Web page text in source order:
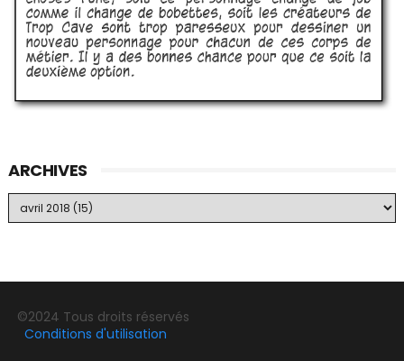
ARCHIVES
©2024 Tous droits réservés
Conditions d'utilisation